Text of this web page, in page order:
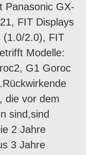
Panasonic GX-
FIT Displays
(1.0/2.0), FIT
Modelle:
G1 Goroc
die vor dem
sind,sind
2 Jahre
3 Jahre